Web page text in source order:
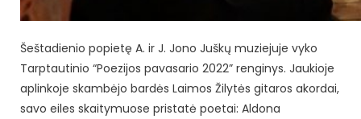
Šeštadienio popietę A. ir J. Jono Juškų muziejuje vyko
Tarptautinio “Poezijos pavasario 2022” renginys. Jaukioje
aplinkoje skambėjo bardės Laimos Žilytės gitaros akordai,
savo eiles skaitymuose pristatė poetai: Aldona